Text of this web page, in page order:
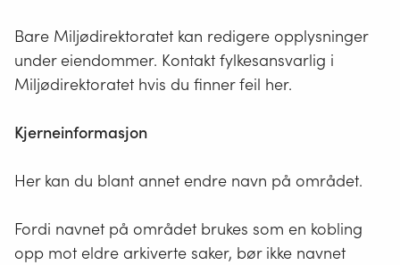
Bare Miljødirektoratet kan redigere opplysninger
under eiendommer. Kontakt fylkesansvarlig i
Miljødirektoratet hvis du finner feil her.
Kjerneinformasjon
Her kan du blant annet endre navn på området.
Fordi navnet på området brukes som en kobling
opp mot eldre arkiverte saker, bør ikke navnet